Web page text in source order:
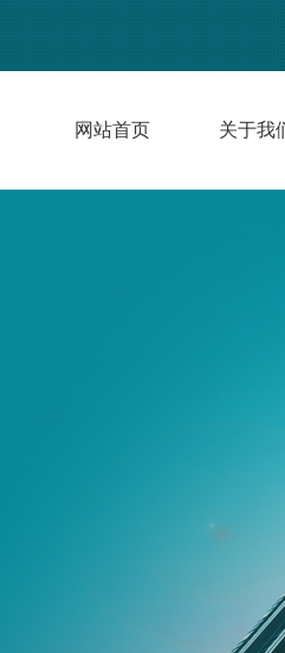
网站首页 关于我